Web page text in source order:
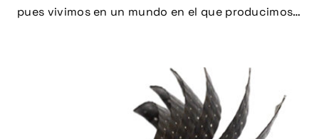
pues vivimos en un mundo en el que producimos